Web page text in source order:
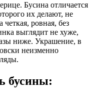
Бусина отличается
их делают, не
ровная, без
выглядит не хуже,
ниже. Украшение, в
неизменно
бусины: